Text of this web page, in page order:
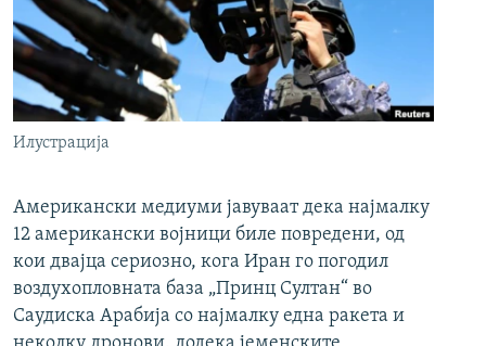
Илустрација
Американски медиуми јавуваат дека најмалку
12 американски војници биле повредени, од
кои двајца сериозно, кога Иран го погодил
воздухопловната база „Принц Султан“ во
Саудиска Арабија со најмалку една ракета и